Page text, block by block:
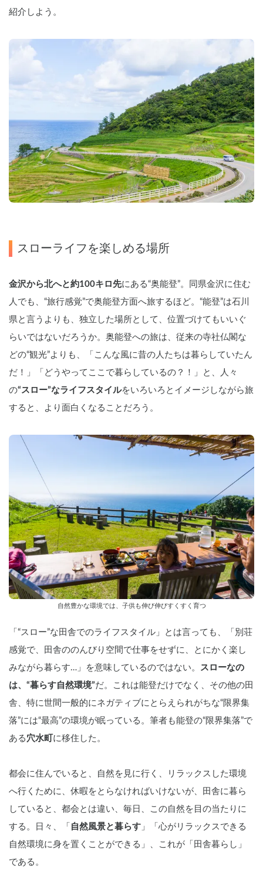
紹介しよう。
スローライフを楽しめる場所
金沢から北へと約100キロ先にある“奥能登”。同県金沢に住む
人でも、“旅行感覚”で奥能登方面へ旅するほど。“能登”は石川
県と言うよりも、独立した場所として、位置づけてもいいぐ
らいではないだろうか。奥能登への旅は、従来の寺社仏閣な
どの“観光”よりも、「こんな風に昔の人たちは暮らしていたん
だ！」「どうやってここで暮らしているの？！」と、人々
の“スロー”なライフスタイルをいろいろとイメージしながら旅
すると、より面白くなることだろう。
自然豊かな環境では、子供も伸び伸びすくすく育つ
「“スロー”な田舎でのライフスタイル」とは言っても、「別荘
感覚で、田舎ののんびり空間で仕事をせずに、とにかく楽し
みながら暮らす…」を意味しているのではない。
スローなの
は、“暮らす自然環境”だ。これは能登だけでなく、その他の田
舎、特に世間一般的にネガティブにとらえられがちな“限界集
落”には“最高”の環境が眠っている。筆者も能登の“限界集落”で
ある 穴水町に移住した。
都会に住んでいると、自然を見に行く、リラックスした環境
へ行くために、休暇をとらなければいけないが、田舎に暮ら
していると、都会とは違い、毎日、この自然を目の当たりに
する。日々、「 自然風景と暮らす 」「心がリラックスできる
自然環境に身を置くことができる」、これが「田舎暮らし」
である。